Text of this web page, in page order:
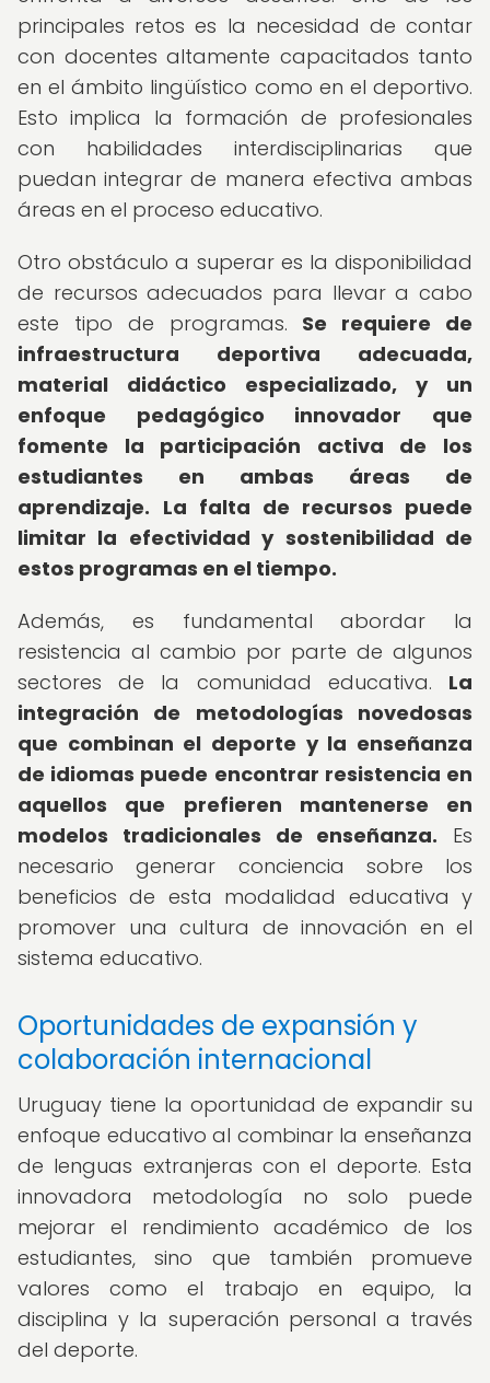
principales retos es la necesidad de contar
con docentes altamente capacitados tanto
en el ámbito lingüístico como en el deportivo.
Esto implica la formación de profesionales
con habilidades interdisciplinarias que
puedan integrar de manera efectiva ambas
áreas en el proceso educativo.
Otro obstáculo a superar es la disponibilidad
de recursos adecuados para llevar a cabo
este tipo de programas. Se requiere de
infraestructura deportiva adecuada,
material didáctico especializado, y un
enfoque pedagógico innovador que
fomente la participación activa de los
estudiantes en ambas áreas de
aprendizaje. La falta de recursos puede
limitar la efectividad y sostenibilidad de
estos programas en el tiempo.
Además, es fundamental abordar la
resistencia al cambio por parte de algunos
sectores de la comunidad educativa. La
integración de metodologías novedosas
que combinan el deporte y la enseñanza
de idiomas puede encontrar resistencia en
aquellos que prefieren mantenerse en
modelos tradicionales de enseñanza. Es
necesario generar conciencia sobre los
beneficios de esta modalidad educativa y
promover una cultura de innovación en el
sistema educativo.
Oportunidades de expansión y
colaboración internacional
Uruguay tiene la oportunidad de expandir su
enfoque educativo al combinar la enseñanza
de lenguas extranjeras con el deporte. Esta
innovadora metodología no solo puede
mejorar el rendimiento académico de los
estudiantes, sino que también promueve
valores como el trabajo en equipo, la
disciplina y la superación personal a través
del deporte.